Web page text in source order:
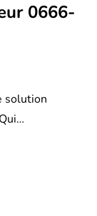
0666-
solution